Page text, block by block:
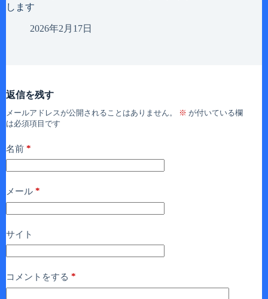
します
2026年2月17日
返信を残す
メールアドレスが公開されることはありません。 ※ が付いている欄
は必須項目です
名前 *
メール *
サイト
コメントをする *